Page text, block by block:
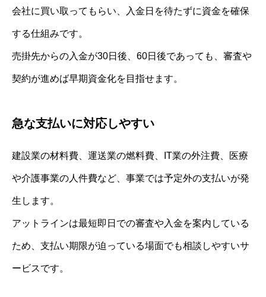
会社に買い取ってもらい、入金日を待たずに資金を確保
する仕組みです。
売掛先からの入金が30日後、60日後であっても、審査や
契約が進めば早期資金化を目指せます。
急な支払いに対応しやすい
建設業の材料費、運送業の燃料費、IT業の外注費、医療
や介護事業の人件費など、事業では予定外の支払いが発
生します。
アットラインは最短即日での審査や入金を案内している
ため、支払い期限が迫っている場面でも相談しやすいサ
ービスです。